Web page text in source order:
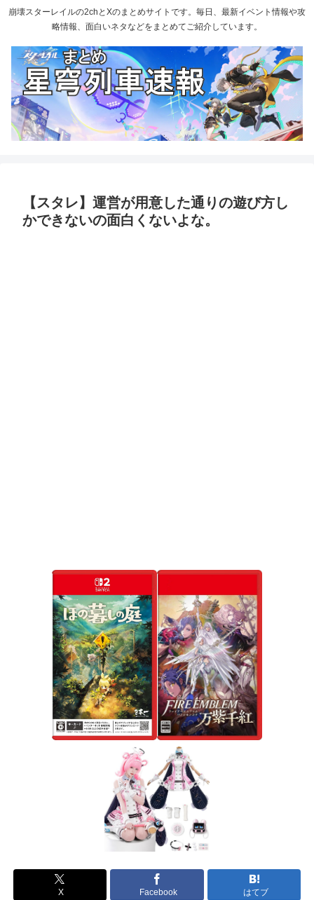
崩壊スターレイルの2chとXのまとめサイトです。毎日、最新イベント情報や攻
略情報、面白いネタなどをまとめてご紹介しています。
【スタレ】運営が用意した通りの遊び方し
かできないの面白くないよな。
X Facebook はてブ